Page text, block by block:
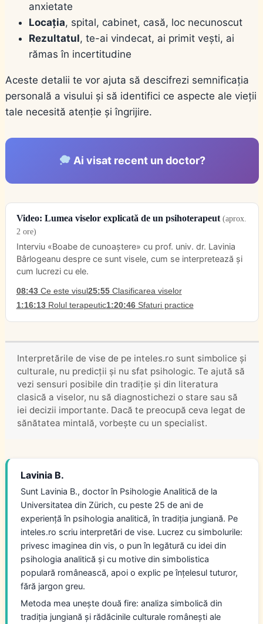
anxietate
Locația, spital, cabinet, casă, loc necunoscut
Rezultatul, te-ai vindecat, ai primit vești, ai
rămas în incertitudine
Aceste detalii te vor ajuta să descifrezi semnificația
personală a visului și să identifici ce aspecte ale vieții
tale necesită atenție și îngrijire.
Ai visat recent un doctor?
Video: Lumea viselor explicată de un psihoterapeut (aprox.
2 ore)
Interviu «Boabe de cunoaștere» cu prof. univ. dr. Lavinia
Bârlogeanu despre ce sunt visele, cum se interpretează și
cum lucrezi cu ele.
08:43Ce este visul 25:55Clasificarea viselor
1:16:13Rolul terapeutic1:20:46Sfaturi practice
Interpretările de vise de pe inteles.ro sunt simbolice și
culturale, nu predicții și nu sfat psihologic. Te ajută să
vezi sensuri posibile din tradiție și din literatura
clasică a viselor, nu să diagnostichezi o stare sau să
iei decizii importante. Dacă te preocupă ceva legat de
sănătatea mintală, vorbește cu un specialist.
Lavinia B.
Sunt Lavinia B., doctor în Psihologie Analitică de la
Universitatea din Zürich, cu peste 25 de ani de
experiență în psihologia analitică, în tradiția jungiană. Pe
inteles.ro scriu interpretări de vise. Lucrez cu simbolurile:
privesc imaginea din vis, o pun în legătură cu idei din
psihologia analitică și cu motive din simbolistica
populară românească, apoi o explic pe înțelesul tuturor,
fără jargon greu.
Metoda mea unește două fire: analiza simbolică din
tradiția jungiană și rădăcinile culturale românești ale